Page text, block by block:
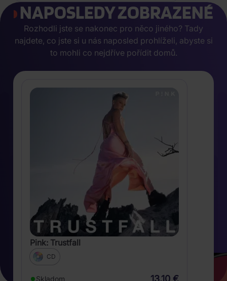
NAPOSLEDY ZOBRAZENÉ
Rozhodli jste se nakonec pro něco jiného? Tady
najdete, co jste si u nás naposled prohlíželi, abyste si
to mohli co nejdříve pořídit domů.
Pink: Trustfall
CD
Skladom 13,10 €